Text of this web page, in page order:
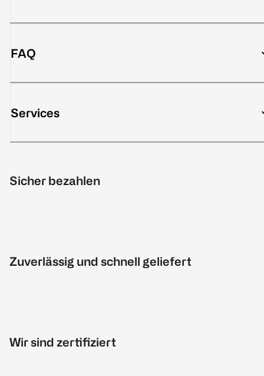
FAQ
Services
Sicher bezahlen
Zuverlässig und schnell geliefert
Wir sind zertifiziert